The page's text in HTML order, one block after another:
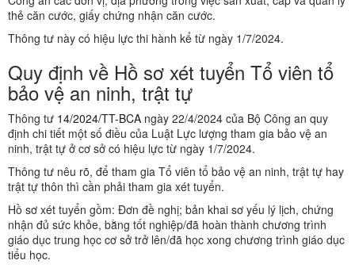
thẻ căn cước, giấy chứng nhận căn cước.
Thông tư này có hiệu lực thi hành kể từ ngày 1/7/2024.
Quy định về Hồ sơ xét tuyển Tổ viên tổ
bảo vệ an ninh, trật tự
Thông tư 14/2024/TT-BCA ngày 22/4/2024 của Bộ Công an quy
định chi tiết một số điều của Luật Lực lượng tham gia bảo vệ an
ninh, trật tự ở cơ sở có hiệu lực từ ngày 1/7/2024.
Thông tư nêu rõ, để tham gia Tổ viên tổ bảo vệ an ninh, trật tự hay
trật tự thôn thì cần phải tham gia xét tuyển.
Hồ sơ xét tuyển gồm: Đơn đề nghị; bản khai sơ yếu lý lịch, chứng
nhận đủ sức khỏe, bằng tốt nghiệp/đã hoàn thành chương trình
giáo dục trung học cơ sở trở lên/đã học xong chương trình giáo dục
tiểu học.